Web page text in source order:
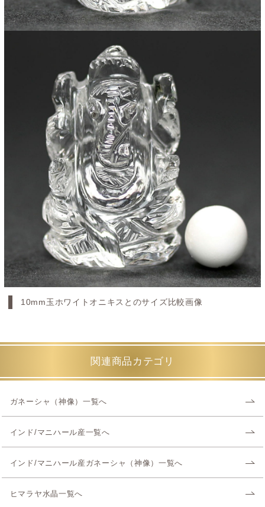
10mm玉ホワイトオニキスとのサイズ比較画像
関連商品カテゴリ
ガネーシャ（神像）一覧へ
インド/マニハール産一覧へ
インド/マニハール産ガネーシャ（神像）一覧へ
ヒマラヤ水晶一覧へ